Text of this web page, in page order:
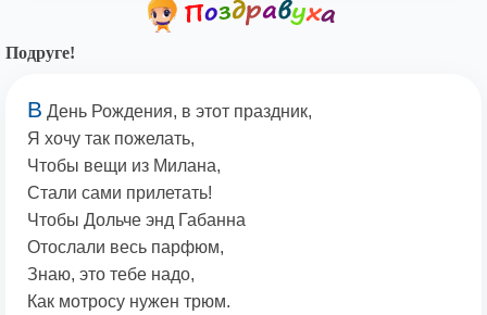
Подруге!
В День Рождения, в этот праздник,
Я хочу так пожелать,
Чтобы вещи из Милана,
Стали сами прилетать!
Чтобы Дольче энд Габанна
Отослали весь парфюм,
Знаю, это тебе надо,
Как мотросу нужен трюм.